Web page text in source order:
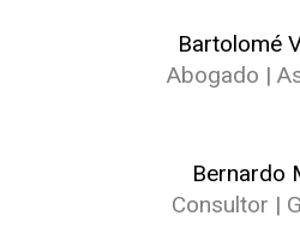
Bartolomé
Abogado |
Bernardo
Consultor |